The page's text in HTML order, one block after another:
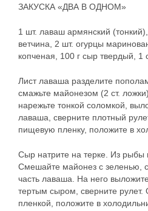
ЗАКУСКА «ДВА В ОДНОМ»
1 шт. лаваш армянский
ветчина, 2 шт. огурцы
копченая, 100 г сыр твердый, 1
Лист лаваша разделите
смажьте майонезом (2 ст.
нарежьте тонкой соломкой,
лаваша, сверните плотный
пищевую пленку, положите в
Сыр натрите на терке. Из рыбы
Смешайте майонез с зеленью,
часть лаваша. На него
тертым сыром, сверните
пленкой, положите в